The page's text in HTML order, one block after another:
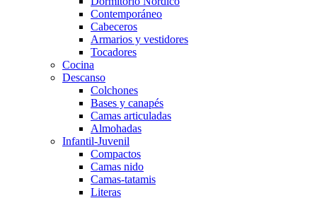
Contemporáneo
Cabeceros
Armarios y vestidores
Tocadores
Cocina
Descanso
Colchones
Bases y canapés
Camas articuladas
Almohadas
Infantil-Juvenil
Compactos
Camas nido
Camas-tatamis
Literas